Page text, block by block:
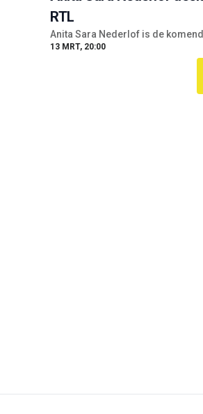
RTL
Anita Sara Nederlof is de
13 MRT, 20:00